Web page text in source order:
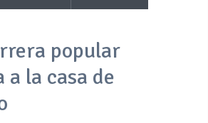
popular
a la casa de